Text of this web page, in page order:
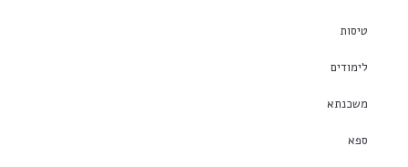
טיסות
לימודים
משכנתא
ספא